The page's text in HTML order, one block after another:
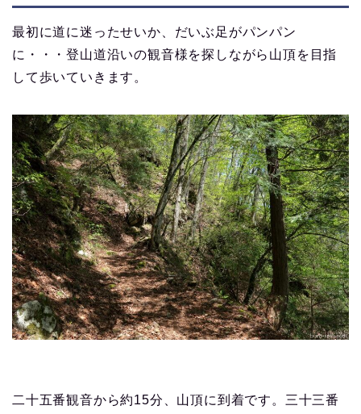
最初に道に迷ったせいか、だいぶ足がパンパン
に・・・登山道沿いの観音様を探しながら山頂を目指
して歩いていきます。
二十五番観音から約15分、山頂に到着です。三十三番